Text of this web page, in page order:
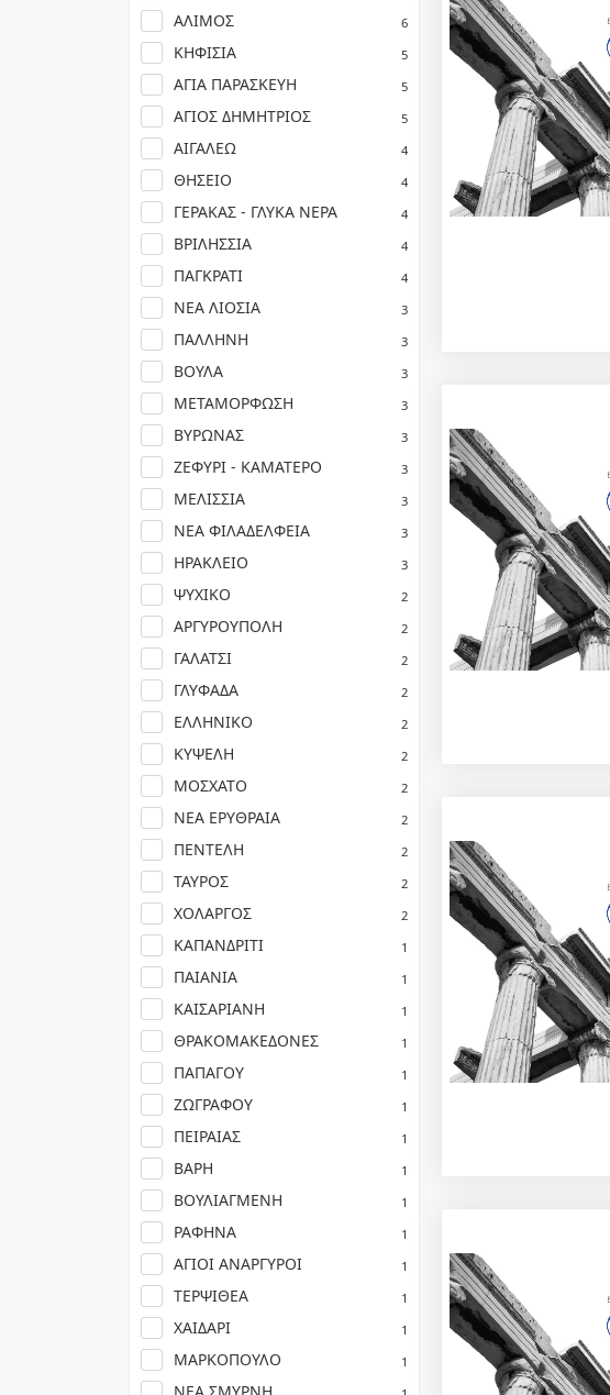
ΑΛΙΜΟΣ 6
ΚΗΦΙΣΙΑ 5
ΑΓΙΑ ΠΑΡΑΣΚΕΥΗ 5
ΑΓΙΟΣ ΔΗΜΗΤΡΙΟΣ 5
ΑΙΓΑΛΕΩ 4
ΘΗΣΕΙΟ 4
ΓΕΡΑΚΑΣ - ΓΛΥΚΑ ΝΕΡΑ 4
ΒΡΙΛΗΣΣΙΑ 4
ΠΑΓΚΡΑΤΙ 4
ΝΕΑ ΛΙΟΣΙΑ 3
ΠΑΛΛΗΝΗ 3
ΒΟΥΛΑ 3
ΜΕΤΑΜΟΡΦΩΣΗ 3
ΒΥΡΩΝΑΣ 3
ΖΕΦΥΡΙ - ΚΑΜΑΤΕΡΟ 3
ΜΕΛΙΣΣΙΑ 3
ΝΕΑ ΦΙΛΑΔΕΛΦΕΙΑ 3
ΗΡΑΚΛΕΙΟ 3
ΨΥΧΙΚΟ 2
ΑΡΓΥΡΟΥΠΟΛΗ 2
ΓΑΛΑΤΣΙ 2
ΓΛΥΦΑΔΑ 2
ΕΛΛΗΝΙΚΟ 2
ΚΥΨΕΛΗ 2
ΜΟΣΧΑΤΟ 2
ΝΕΑ ΕΡΥΘΡΑΙΑ 2
ΠΕΝΤΕΛΗ 2
ΤΑΥΡΟΣ 2
ΧΟΛΑΡΓΟΣ 2
ΚΑΠΑΝΔΡΙΤΙ 1
ΠΑΙΑΝΙΑ 1
ΚΑΙΣΑΡΙΑΝΗ 1
ΘΡΑΚΟΜΑΚΕΔΟΝΕΣ 1
ΠΑΠΑΓΟΥ 1
ΖΩΓΡΑΦΟΥ 1
ΠΕΙΡΑΙΑΣ 1
ΒΑΡΗ 1
ΒΟΥΛΙΑΓΜΕΝΗ 1
ΡΑΦΗΝΑ 1
ΑΓΙΟΙ ΑΝΑΡΓΥΡΟΙ 1
ΤΕΡΨΙΘΕΑ 1
ΧΑΙΔΑΡΙ 1
ΜΑΡΚΟΠΟΥΛΟ 1